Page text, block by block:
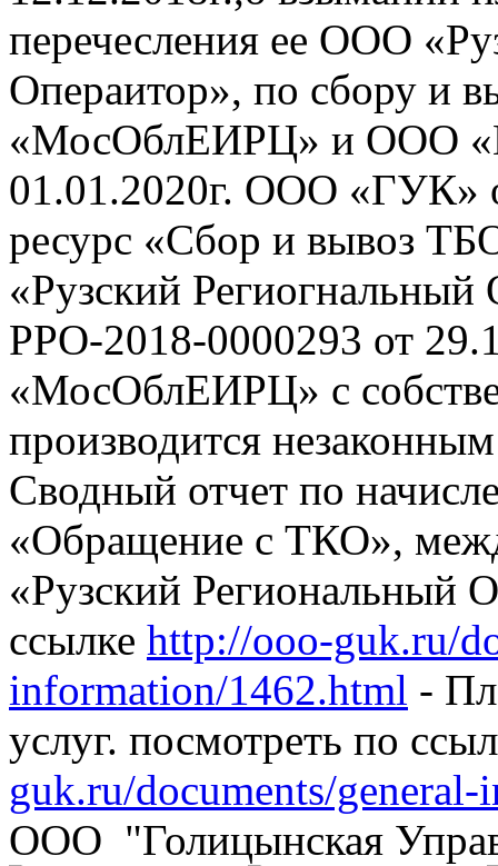
перечесления ее ООО
Операитор», по сбору и
«МосОблЕИРЦ» и ООО
01.01.2020г. ООО «ГУК»
ресурс «Сбор и вывоз
«Рузский
РРО-2018-0000293 от
«МосОблЕИРЦ» с
производится
Сводный отчет по
«Обращение с ТКО»,
«Рузский Региональный
ссылке http://ooo-guk.ru/
information/1462.html -
услуг. посмотреть по
guk.ru/documents/
ООО "Голицынская